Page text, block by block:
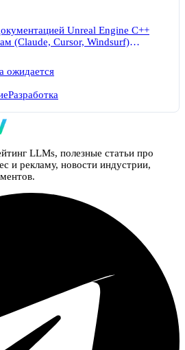
Unreal Engine C++
(Claude, Cursor, Windsurf)
игр получают
верные пути #include и
вариантов. Не требует
Сервер скачивает готовую SQLite-
5.5, 5.7) и кэширует её
автоматически каждую
ожидается
Разработка
LLMs, полезные статьи про
и рекламу, новости индустрии,